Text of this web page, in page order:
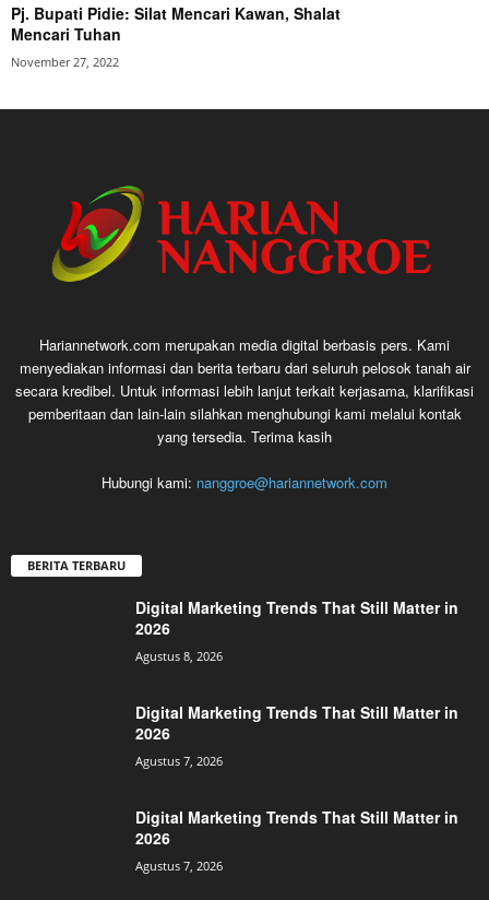
Pj. Bupati Pidie: Silat Mencari Kawan, Shalat
Mencari Tuhan
November 27, 2022
Hariannetwork.com merupakan media digital berbasis pers. Kami
menyediakan informasi dan berita terbaru dari seluruh pelosok tanah air
secara kredibel. Untuk informasi lebih lanjut terkait kerjasama, klarifikasi
pemberitaan dan lain-lain silahkan menghubungi kami melalui kontak
yang tersedia. Terima kasih
Hubungi kami: nanggroe@hariannetwork.com
BERITA TERBARU
Digital Marketing Trends That Still Matter in
2026
Agustus 8, 2026
Digital Marketing Trends That Still Matter in
2026
Agustus 7, 2026
Digital Marketing Trends That Still Matter in
2026
Agustus 7, 2026